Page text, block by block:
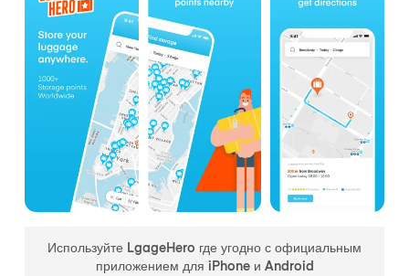
Используйте LgageHero где угодно с официальным
приложением для iPhone и Android